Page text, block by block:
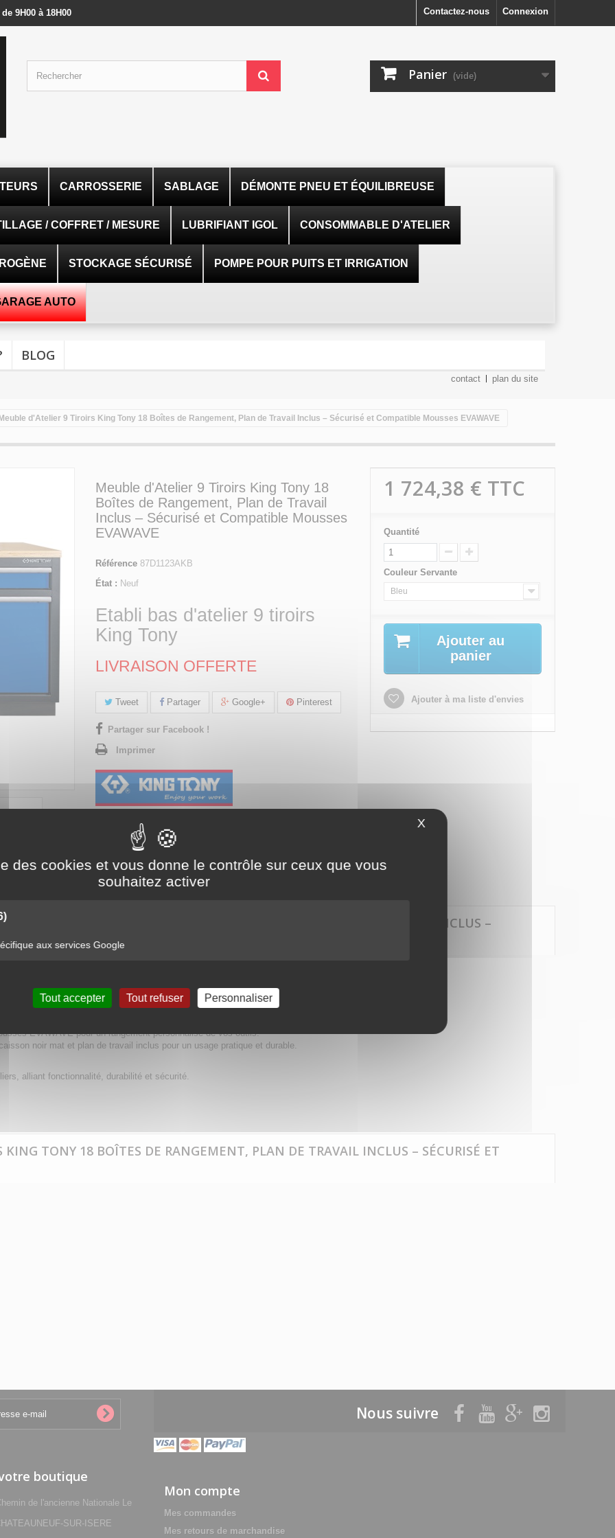
des cookies et vous donne le contrôle sur ceux que vous
souhaitez activer
aux services Google
Tout accepter Tout refuser Personnaliser
X Masquer le bandeau des cookies
Connexion
Contactez-nous
9H00 à 18H00
Panier (vide)
CARROSSERIE SABLAGE DÉMONTE PNEU ET ÉQUILIBREUSE
/ COFFRET / MESURE LUBRIFIANT IGOL CONSOMMABLE D'ATELIER
STOCKAGE SÉCURISÉ POMPE POUR PUITS ET IRRIGATION
AUTO
BLOG
contact plan du site
Meuble d'Atelier 9 Tiroirs King Tony 18 Boîtes de Rangement, Plan de Travail Inclus – Sécurisé et Compatible Mousses EVAWAVE
Meuble d'Atelier 9 Tiroirs King Tony 18
Boîtes de Rangement, Plan de Travail
Inclus – Sécurisé et Compatible Mousses
EVAWAVE
Référence 87D1123AKB
État : Neuf
Etabli bas d'atelier 9 tiroirs
King Tony
LIVRAISON OFFERTE
Tweet Partager Google+ Pinterest
Partager sur Facebook !
Imprimer
1 724,38 € TTC
Quantité
Couleur Servante
Bleu
Ajouter au
panier
Ajouter à ma liste d'envies
9 TIROIRS KING TONY 18 BOÎTES DE RANGEMENT, PLAN DE TRAVAIL INCLUS –
Rangement, Poubelles et Plan de Travail Inclus – Sécurisé et Compatible Mousses EVAWAVE
pour éviter les ouvertures accidentelles et fermeture à clé pour une protection optimale.
fluides des tiroirs, même en cas de charge lourde.
poubelles pour une organisation optimale.
EVAWAVE pour un rangement personnalisé de vos outils.
noir mat et plan de travail inclus pour un usage pratique et durable.
alliant fonctionnalité, durabilité et sécurité.
KING TONY 18 BOÎTES DE RANGEMENT, PLAN DE TRAVAIL INCLUS – SÉCURISÉ ET
Nous suivre
boutique
de l'ancienne Nationale Le
SUR-ISERE
Mon compte
Mes commandes
Mes retours de marchandise